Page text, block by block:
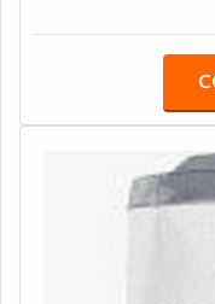
vários itens
FILTROS revende
montados. Para
diferenciais de
SOBRE O
presença de ferro
poços artesianos,
de remoção de ferro
importante utilizar o
de modo que a sua
problemas de
Sabor; Coloração;